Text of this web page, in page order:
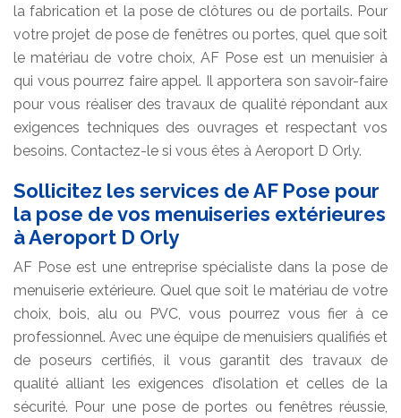
la fabrication et la pose de clôtures ou de portails. Pour
votre projet de pose de fenêtres ou portes, quel que soit
le matériau de votre choix, AF Pose est un menuisier à
qui vous pourrez faire appel. Il apportera son savoir-faire
pour vous réaliser des travaux de qualité répondant aux
exigences techniques des ouvrages et respectant vos
besoins. Contactez-le si vous êtes à Aeroport D Orly.
Sollicitez les services de AF Pose pour
la pose de vos menuiseries extérieures
à Aeroport D Orly
AF Pose est une entreprise spécialiste dans la pose de
menuiserie extérieure. Quel que soit le matériau de votre
choix, bois, alu ou PVC, vous pourrez vous fier à ce
professionnel. Avec une équipe de menuisiers qualifiés et
de poseurs certifiés, il vous garantit des travaux de
qualité alliant les exigences d’isolation et celles de la
sécurité. Pour une pose de portes ou fenêtres réussie,